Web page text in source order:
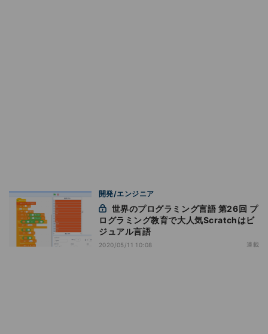
開発/エンジニア
ログラミング教育で大人気Scratchはビ
ジュアル言語
2020/05/11 10:08 連載